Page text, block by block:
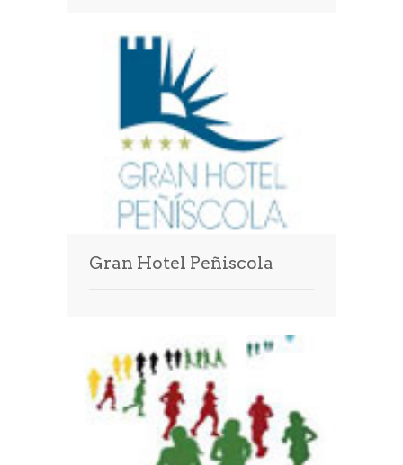
Gran Hotel Peñiscola